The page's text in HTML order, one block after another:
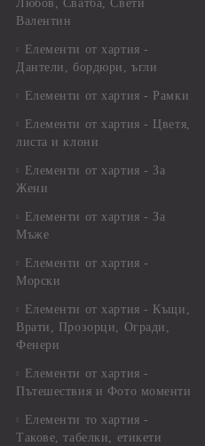
Любов, Сватба, Свети
Валентин
Елементи от хартия -
Дантели, бордюри, ъгли
Елементи от хартия - Рамки
Елементи от хартия - Цветя,
листа и клони
Елементи от хартия - За
Жени
Елементи от хартия - За
Мъже
Елементи от хартия -
Морски
Елементи от хартия - Къщи,
Врати, Прозорци, Огради,
Фенери
Елементи от хартия -
Пътешествия и Фото моменти
Елементи то хартия -
Такове, табелки, етикети